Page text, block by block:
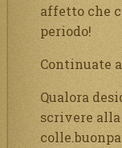
affetto che
periodo!
Continuate
Qualora
scrivere